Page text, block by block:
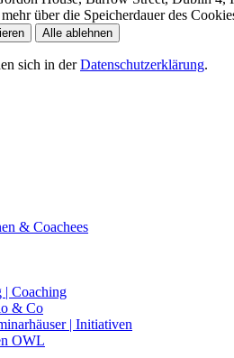
über die Speicherdauer des
Alle ablehnen
sich in derDatenschutzerklärung.
& Coachees
| Coaching
& Co
| Initiativen
OWL